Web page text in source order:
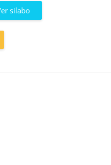
silabo